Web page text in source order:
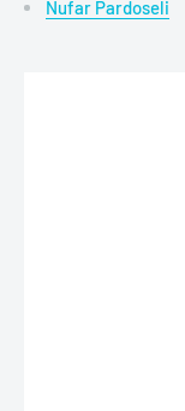
Nufar Pardoseli